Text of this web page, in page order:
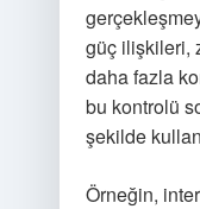
güç ilişkileri,
daha fazla
bu kontrolü
şekilde
Örneğin,